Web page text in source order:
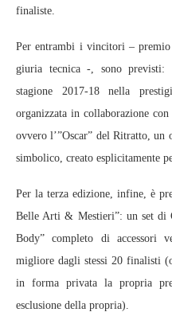
finaliste.
Per entrambi i vincitori –
giuria tecnica -, sono previsti:
stagione 2017-18 nella
organizzata in collaborazione
ovvero l’”Oscar” del Ritratto,
simbolico, creato esplicitamente
Per la terza edizione, infine, è
Belle Arti & Mestieri”: un set di
Body” completo di accessori
migliore dagli stessi 20 finalisti
in forma privata la propria
esclusione della propria).